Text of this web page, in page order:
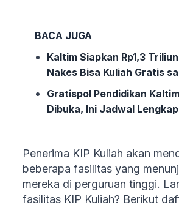
BACA JUGA
Kaltim Siapkan Rp1,3
Nakes Bisa Kuliah Gratis
Gratispol Pendidikan
Dibuka, Ini Jadwal
Penerima KIP Kuliah akan
beberapa fasilitas yang
mereka di perguruan tinggi.
fasilitas KIP Kuliah? Berikut